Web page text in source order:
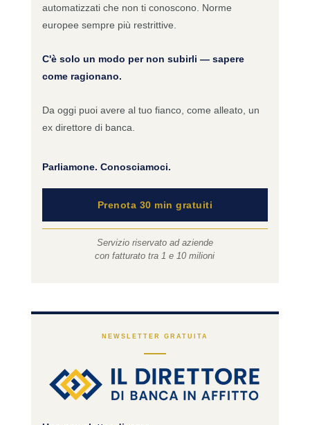
automatizzati che non ti conoscono. Norme
europee sempre più restrittive.
C'è solo un modo per non subirli — sapere
come ragionano.
Da oggi puoi avere al tuo fianco, come alleato, un
ex direttore di banca.
Parliamone. Conosciamoci.
Prenota 30 min gratuiti
Servizio riservato ad aziende
con fatturato tra 1 e 10 milioni
NEWSLETTER GRATUITA